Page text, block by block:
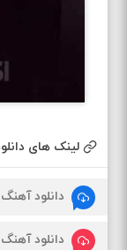
لینک های
دانلود
دانلود